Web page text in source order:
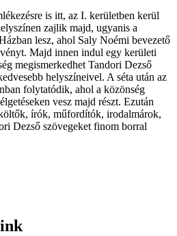
is itt, az I. kerületben kerül
zajlik majd, ugyanis a
lesz, ahol Saly Noémi bevezető
Majd innen indul egy kerületi
megismerkedhet Tandori Dezső
helyszíneivel. A séta után az
folytatódik, ahol a közönség
vesz majd részt. Ezután
írók, műfordítók, irodalmárok,
Dezső szövegeket finom borral